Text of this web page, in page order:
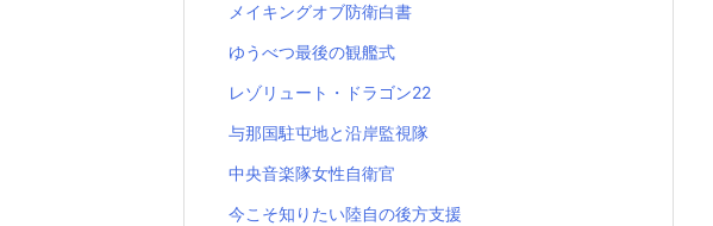
メイキングオブ防衛白書
ゆうべつ最後の観艦式
レゾリュート・ドラゴン22
与那国駐屯地と沿岸監視隊
中央音楽隊女性自衛官
今こそ知りたい陸自の後方支援